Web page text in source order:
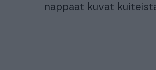
nappaat kuvat